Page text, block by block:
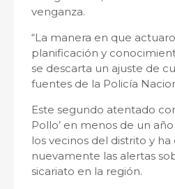
venganza.
“La manera en que
planificación y
se descarta un ajuste de
fuentes de la Policía
Este segundo atentado
Pollo’ en menos de un
los vecinos del distrito y
nuevamente las alertas
sicariato en la región.